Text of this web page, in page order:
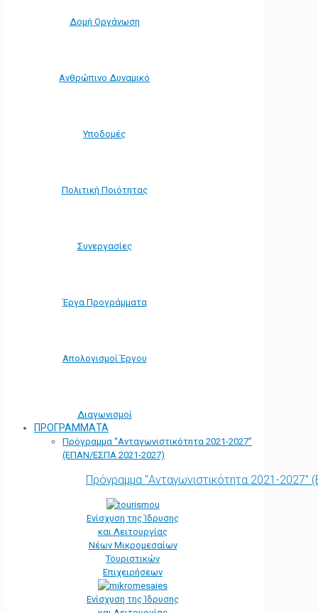
Δομή Οργάνωση
Ανθρώπινο Δυναμικό
Υποδομές
Πολιτική Ποιότητας
Συνεργασίες
Έργα Προγράμματα
Απολογισμοί Έργου
Διαγωνισμοί
ΠΡΟΓΡΑΜΜΑΤΑ
Πρόγραμμα “Ανταγωνιστικότητα 2021-2027”
(ΕΠΑΝ/ΕΣΠΑ 2021-2027)
Πρόγραμμα "Ανταγωνιστικότητα 2021-
Ενίσχυση της Ίδρυσης
και Λειτουργίας
Νέων Μικρομεσαίων
Τουριστικών
Επιχειρήσεων
Ενίσχυση της Ίδρυσης